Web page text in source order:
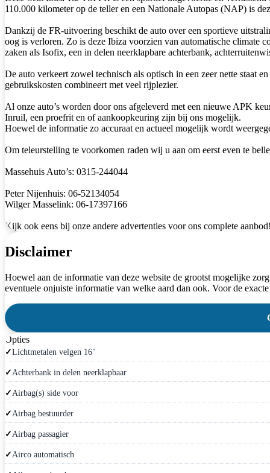
110.000 kilometer op de teller en een Nationale Autopas (NAP) is
Dankzij de FR-uitvoering beschikt de auto over een sportieve
oog is verloren. Zo is deze Ibiza voorzien van automatische climate
zaken als Isofix, een in delen neerklapbare achterbank,
De auto verkeert zowel technisch als optisch in een zeer nette staat
gebruikskosten combineert met veel rijplezier.
Al onze auto’s worden door ons afgeleverd met een nieuwe APK
Inruil, een proefrit en of aankoopkeuring zijn bij ons mogelijk.
Hoewel de informatie zo accuraat en actueel mogelijk wordt
Om teleurstelling te voorkomen raden wij u aan om eerst even te
Massehuis Auto’s: 0315-244044
Peter Nijenhuis: 06-52134054
Wilger Masselink: 06-17397166
Kijk ook eens bij onze andere advertenties voor ons complete
Disclaimer
Hoewel aan de informatie van deze website de grootst mogelijke
eventuele onjuiste informatie van welke aard dan ook. Voor de
Opties
Lichtmetalen velgen 16"
Achterbank in delen neerklapbaar
Airbag(s) side voor
Airbag bestuurder
Airbag passagier
Airco automatisch